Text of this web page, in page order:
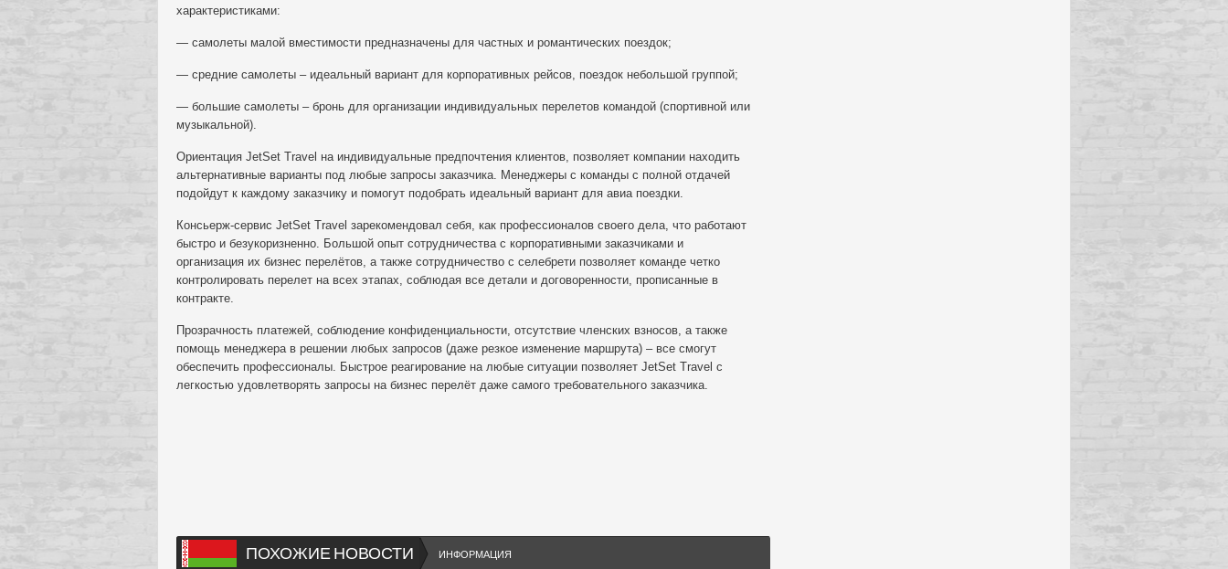
характеристиками:
— самолеты малой вместимости предназначены для частных и романтических поездок;
— средние самолеты – идеальный вариант для корпоративных рейсов, поездок небольшой группой;
— большие самолеты – бронь для организации индивидуальных перелетов командой (спортивной или
музыкальной).
Ориентация JetSet Travel на индивидуальные предпочтения клиентов, позволяет компании находить
альтернативные варианты под любые запросы заказчика. Менеджеры с команды с полной отдачей
подойдут к каждому заказчику и помогут подобрать идеальный вариант для авиа поездки.
Консьерж-сервис JetSet Travel зарекомендовал себя, как профессионалов своего дела, что работают
быстро и безукоризненно. Большой опыт сотрудничества с корпоративными заказчиками и
организация их бизнес перелётов, а также сотрудничество с селебрети позволяет команде четко
контролировать перелет на всех этапах, соблюдая все детали и договоренности, прописанные в
контракте.
Прозрачность платежей, соблюдение конфиденциальности, отсутствие членских взносов, а также
помощь менеджера в решении любых запросов (даже резкое изменение маршрута) – все смогут
обеспечить профессионалы. Быстрое реагирование на любые ситуации позволяет JetSet Travel с
легкостью удовлетворять запросы на бизнес перелёт даже самого требовательного заказчика.
ПОХОЖИЕ НОВОСТИ ИНФОРМАЦИЯ